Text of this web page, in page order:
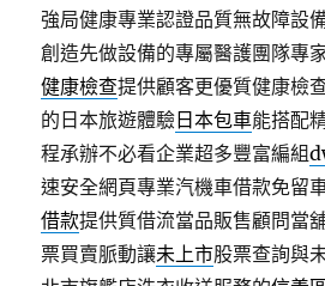
強局健康專業認證品質無故障設
創造先做設備的專屬醫護團隊專
健康檢查提供顧客更優質健康檢
的日本旅遊體驗 日本包車能搭配
程承辦不必看企業超多豐富編組
速安全網頁專業汽機車借款免留
借款提供質借流當品販售顧問當
票買賣脈動讓未上市股票查詢與